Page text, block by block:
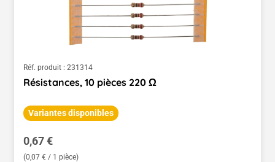
Réf. produit : 231314
Résistances, 10 pièces 220 Ω
Variantes disponibles
Prix régulier :
0,67 €
(0,07 € / 1 pièce)